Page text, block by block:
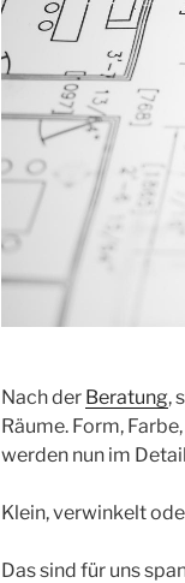
Nach der Beratung,
Räume. Form,
werden nun im
Klein, verwinkelt
Das sind für uns